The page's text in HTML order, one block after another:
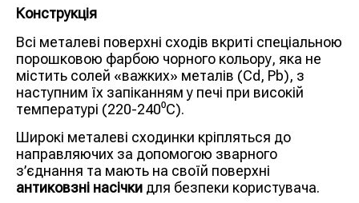
Конструкція
Всі металеві поверхні сходів вкриті спеціальною
порошковою фарбою чорного кольору, яка не
містить солей «важких» металів (Cd, Pb), з
наступним їх запіканням у печі при високій
температурі (220-240⁰С).
Широкі металеві сходинки кріпляться до
направляючих за допомогою зварного
з’єднання та мають на своїй поверхні
антиковзні насічки для безпеки користувача.